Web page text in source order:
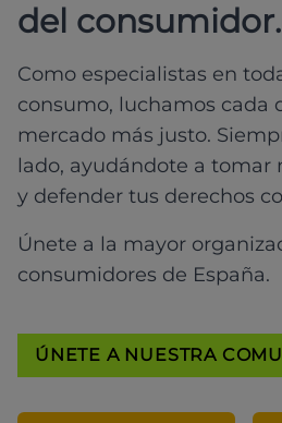
del consumidor.
Como especialistas en
consumo, luchamos cada
mercado más justo.
lado, ayudándote a tomar
y defender tus derechos
Únete a la mayor
consumidores de España.
ÚNETE A NUESTRA